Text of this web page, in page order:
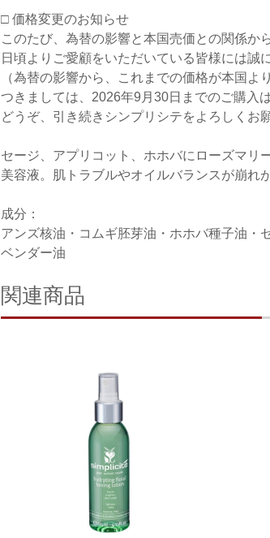
□ 価格変更のお知らせ
このたび、為替の影響と本国売価との関係か
日頃よりご愛顧をいただいている皆様には誠
（為替の影響から、これまでの価格が本国よ
つきましては、2026年9月30日までのご購入
どうぞ、引き続きシンプリシテをよろしくお
セージ、アプリコット、ホホバにローズマリ
美容液。肌トラブルやオイルバランスが崩れ
成分：
アンズ核油・コムギ胚芽油・ホホバ種子油・
ベンダー油
関連商品